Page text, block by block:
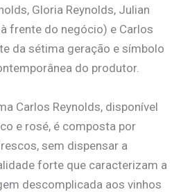
Gloria Reynolds, Julian
frente do negócio) e Carlos
da sétima geração e símbolo
do produtor.
Carlos Reynolds, disponível
e rosé, é composta por
sem dispensar a
forte que caracterizam a
descomplicada aos vinhos